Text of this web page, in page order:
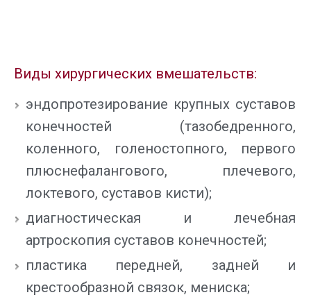
Виды хирургических вмешательств:
эндопротезирование крупных суставов
конечностей (тазобедренного,
коленного, голеностопного, первого
плюснефалангового, плечевого,
локтевого, суставов кисти);
диагностическая и лечебная
артроскопия суставов конечностей;
пластика передней, задней и
крестообразной связок, мениска;